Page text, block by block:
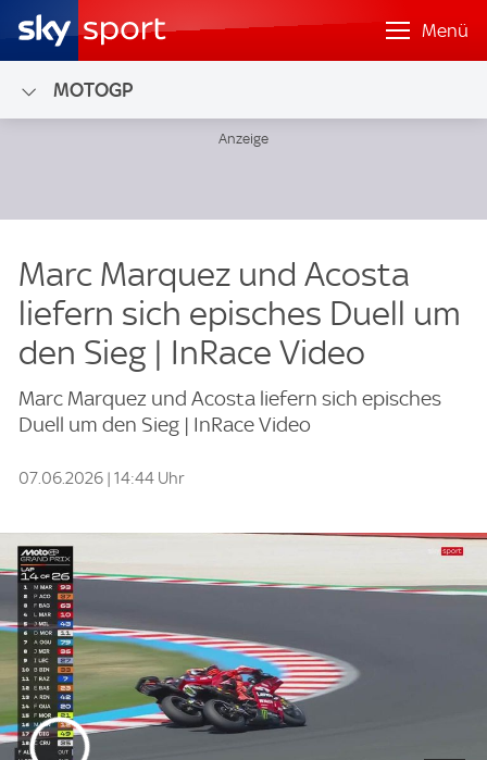
Menü
MOTOGP
Marc Marquez und Acosta
liefern sich episches Duell um
den Sieg | InRace Video
Marc Marquez und Acosta liefern sich episches
Duell um den Sieg | InRace Video
07.06.2026 | 14:44 Uhr